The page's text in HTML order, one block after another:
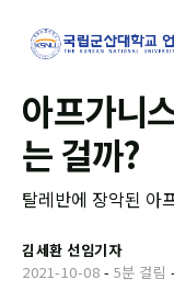
아프가니
는 걸까?
탈레반에 장악된 아
김세환 선임기자
2021-10-08 - 5분 걸림 -